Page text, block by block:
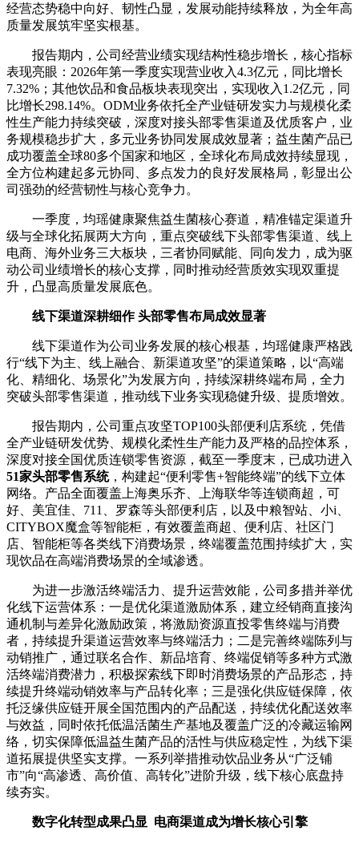
经营态势稳中向好、韧性凸显，发展动能持续释放，为全年高
质量发展筑牢坚实根基。
报告期内，公司经营业绩实现结构性稳步增长，核心指标
表现亮眼：2026年第一季度实现营业收入4.3亿元，同比增长
7.32%；其他饮品和食品板块表现突出，实现收入1.2亿元，同
比增长298.14%。ODM业务依托全产业链研发实力与规模化柔
性生产能力持续突破，深度对接头部零售渠道及优质客户，业
务规模稳步扩大，多元业务协同发展成效显著；益生菌产品已
成功覆盖全球80多个国家和地区，全球化布局成效持续显现，
全方位构建起多元协同、多点发力的良好发展格局，彰显出公
司强劲的经营韧性与核心竞争力。
一季度，均瑶健康聚焦益生菌核心赛道，精准锚定渠道升
级与全球化拓展两大方向，重点突破线下头部零售渠道、线上
电商、海外业务三大板块，三者协同赋能、同向发力，成为驱
动公司业绩增长的核心支撑，同时推动经营质效实现双重提
升，凸显高质量发展底色。
线下渠道深耕细作 头部零售布局成效显著
线下渠道作为公司业务发展的核心根基，均瑶健康严格践
行“线下为主、线上融合、新渠道攻坚”的渠道策略，以“高端
化、精细化、场景化”为发展方向，持续深耕终端布局，全力
突破头部零售渠道，推动线下业务实现稳健升级、提质增效。
报告期内，公司重点攻坚TOP100头部便利店系统，凭借
全产业链研发优势、规模化柔性生产能力及严格的品控体系，
深度对接全国优质连锁零售资源，截至一季度末，已成功进入
51家头部零售系统，构建起“便利零售+智能终端”的线下立体
网络。产品全面覆盖上海奥乐齐、上海联华等连锁商超，可
好、美宜佳、711、罗森等头部便利店，以及中粮智站、小i、
CITYBOX魔盒等智能柜，有效覆盖商超、便利店、社区门
店、智能柜等各类线下消费场景，终端覆盖范围持续扩大，实
现饮品在高端消费场景的全域渗透。
为进一步激活终端活力、提升运营效能，公司多措并举优
化线下运营体系：一是优化渠道激励体系，建立经销商直接沟
通机制与差异化激励政策，将激励资源直投零售终端与消费
者，持续提升渠道运营效率与终端活力；二是完善终端陈列与
动销推广，通过联名合作、新品培育、终端促销等多种方式激
活终端消费潜力，积极探索线下即时消费场景的产品形态，持
续提升终端动销效率与产品转化率；三是强化供应链保障，依
托泛缘供应链开展全国范围内的产品配送，持续优化配送效率
与效益，同时依托低温活菌生产基地及覆盖广泛的冷藏运输网
络，切实保障低温益生菌产品的活性与供应稳定性，为线下渠
道拓展提供坚实支撑。一系列举措推动饮品业务从“广泛铺
市”向“高渗透、高价值、高转化”进阶升级，线下核心底盘持
续夯实。
数字化转型成果凸显 电商渠道成为增长核心引擎